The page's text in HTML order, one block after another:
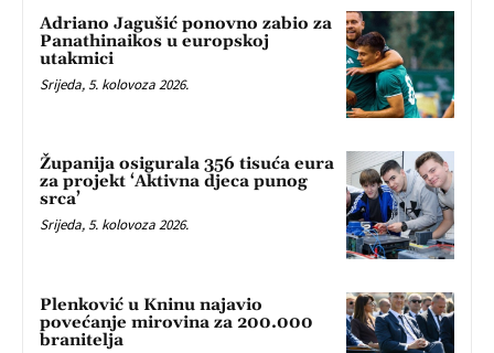
Adriano Jagušić ponovno zabio za
Panathinaikos u europskoj
utakmici
Srijeda, 5. kolovoza 2026.
Županija osigurala 356 tisuća eura
za projekt ‘Aktivna djeca punog
srca’
Srijeda, 5. kolovoza 2026.
Plenković u Kninu najavio
povećanje mirovina za 200.000
branitelja